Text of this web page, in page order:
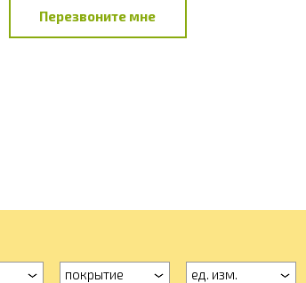
Перезвоните мне
покрытие ед. изм.